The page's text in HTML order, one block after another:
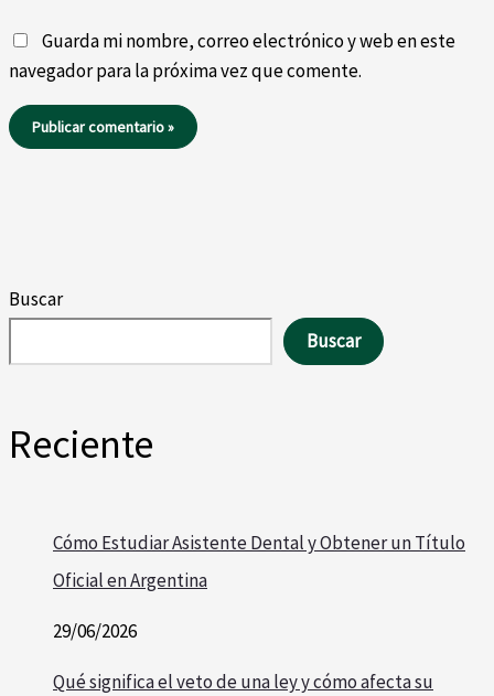
Guarda mi nombre, correo electrónico y web en este
navegador para la próxima vez que comente.
Buscar
Buscar
Reciente
Cómo Estudiar Asistente Dental y Obtener un Título
Oficial en Argentina
29/06/2026
Qué significa el veto de una ley y cómo afecta su